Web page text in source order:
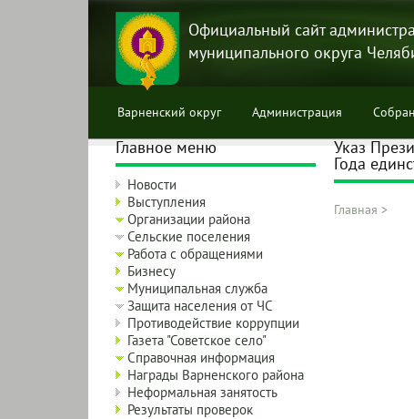
Официальный сайт
муниципального округа
Варненский округ Администрация
Указ
Года
Главная >
Главное меню
Новости
Выступления
Организации района
Сельские поселения
Работа с обращениями
Бизнесу
Муниципальная служба
Защита населения от ЧС
Противодействие коррупции
Газета "Советское село"
Справочная информация
Награды Варненского района
Неформальная занятость
Результаты проверок